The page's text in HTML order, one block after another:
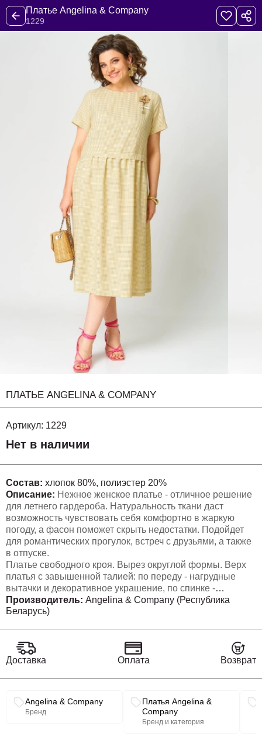
Платье Angelina & Company
1229
ПЛАТЬЕ ANGELINA & COMPANY
Артикул: 1229
Нет в наличии
Состав: хлопок 80%, полиэстер 20%
Описание: Нежное женское платье - отличное решение
для летнего гардероба. Натуральность ткани даст
возможность чувствовать себя комфортно в жаркую
погоду, а фасон поможет скрыть недостатки. Подойдет
для романтических прогулок, встреч с друзьями, а также
в отпуске.
Платье свободного кроя. Вырез округлой формы. Верх
платья с завышенной талией: по переду - нагрудные
вытачки и декоративное украшение, по спинке -
центральный шов с застежкой на молнию. Низ платья —
свободная летящая юбка со сборкой из-под верхней
карманы. Рукав втачной короткий, понизу - притачная
манжета. Длина платья: 113 см
Производитель: Angelina & Company (Республика
Беларусь)
Доставка Оплата Возврат
Связанные разделы каталога
Angelina & Company
Бренд
Платья Angelina &
Company
Бренд и категория